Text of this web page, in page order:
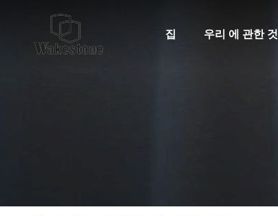
집 우리 에 관한 것